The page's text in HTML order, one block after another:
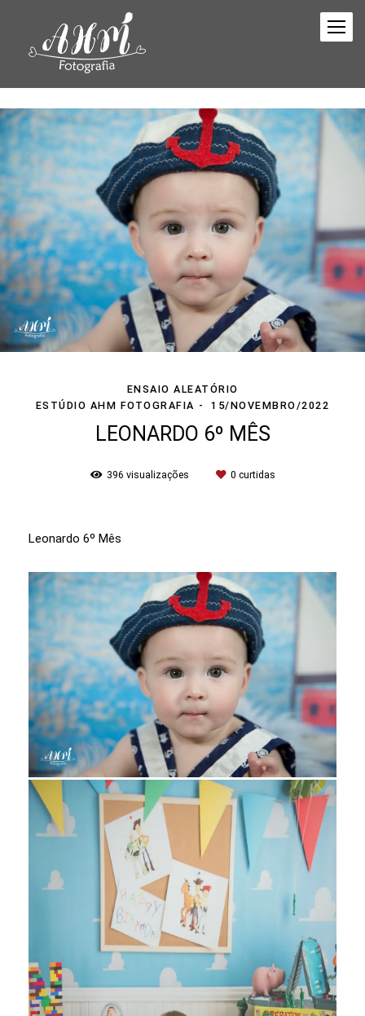
ENSAIO ALEATÓRIO
ESTÚDIO AHM FOTOGRAFIA
15/NOVEMBRO/2022
LEONARDO 6º MÊS
396 visualizações 0 curtidas
Leonardo 6º Mês